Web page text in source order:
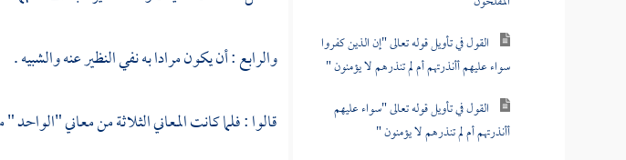
القول في تأويل قوله تعالى "إن الذين كفروا
سواء عليهم أأنذرتهم أم لم تنذرهم لا يؤمنون "
القول في تأويل قوله تعالى "سواء عليهم
أأنذرتهم أم لم تنذرهم لا يؤمنون "
والرابع : أن يكون مرادا به نفي النظير عنه والشبيه .
قالوا : فلما كانت المعاني الثلاثة من معاني